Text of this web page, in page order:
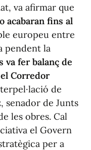
va afirmar que
acabaran fins al
europeu entre
pendent la
va fer balanç de
Corredor
de
senador de Junts
les obres. Cal
el Govern
per a